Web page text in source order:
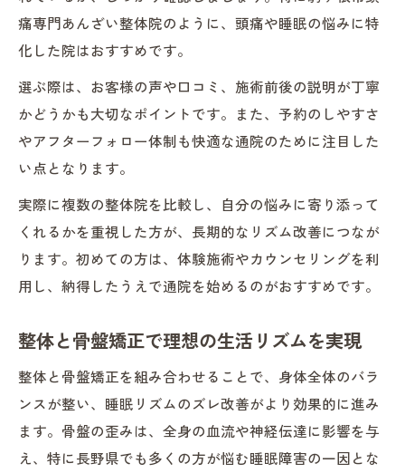
痛専門あんざい整体院のように、頭痛や睡眠の悩みに特
化した院はおすすめです。
選ぶ際は、お客様の声や口コミ、施術前後の説明が丁寧
かどうかも大切なポイントです。また、予約のしやすさ
やアフターフォロー体制も快適な通院のために注目した
い点となります。
実際に複数の整体院を比較し、自分の悩みに寄り添って
くれるかを重視した方が、長期的なリズム改善につなが
ります。初めての方は、体験施術やカウンセリングを利
用し、納得したうえで通院を始めるのがおすすめです。
整体と骨盤矯正で理想の生活リズムを実現
整体と骨盤矯正を組み合わせることで、身体全体のバラ
ンスが整い、睡眠リズムのズレ改善がより効果的に進み
ます。骨盤の歪みは、全身の血流や神経伝達に影響を与
え、特に長野県でも多くの方が悩む睡眠障害の一因とな